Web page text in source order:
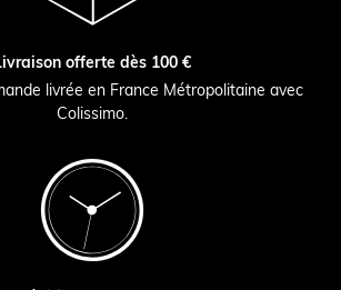
offerte dès 100 €
livrée en France Métropolitaine avec
Colissimo.